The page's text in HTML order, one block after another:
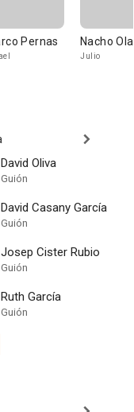
Pernas Nacho
Julio
David Oliva
Guión
David Casany García
Guión
Josep Cister Rubio
Guión
Ruth García
Guión